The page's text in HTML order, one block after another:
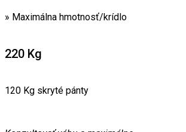
» Maximálna hmotnosť/krídlo
220 Kg
120 Kg skryté pánty